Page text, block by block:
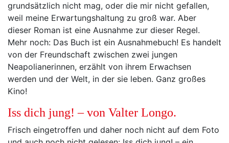
grundsätzlich nicht mag, oder die mir nicht gefallen,
weil meine Erwartungshaltung zu groß war. Aber
dieser Roman ist eine Ausnahme zur dieser Regel.
Mehr noch: Das Buch ist ein Ausnahmebuch! Es handelt
von der Freundschaft zwischen zwei jungen
Neapolianerinnen, erzählt von ihrem Erwachsen
werden und der Welt, in der sie leben. Ganz großes
Kino!
Iss dich jung! – von Valter Longo.
Frisch eingetroffen und daher noch nicht auf dem Foto